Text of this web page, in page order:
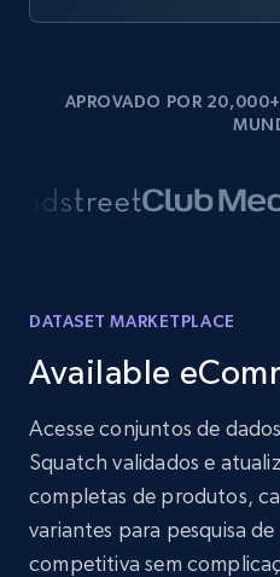
APROVADO POR
DATASET MARKETPLACE
Available
Acesse conjuntos de
Squatch validados e
completas de produtos,
variantes para pesquisa
competitiva sem